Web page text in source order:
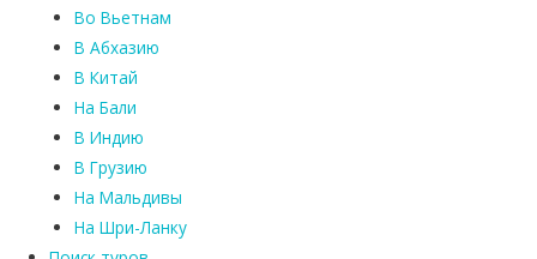
Во Вьетнам
В Абхазию
В Китай
На Бали
В Индию
В Грузию
На Мальдивы
На Шри-Ланку